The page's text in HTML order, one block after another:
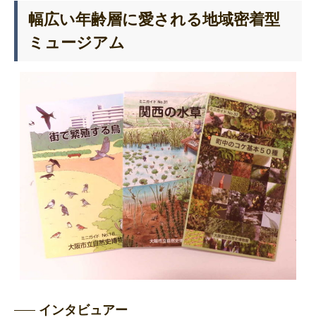
幅広い年齢層に愛される地域密着型
ミュージアム
インタビュアー